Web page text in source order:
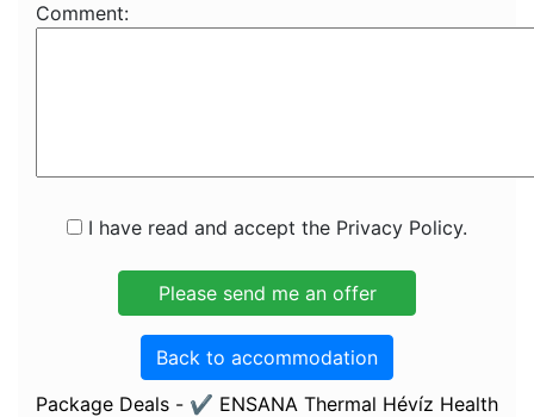
Comment:
I have read and accept the Privacy Policy.
Back to accommodation
Package Deals - ✔️ ENSANA Thermal Hévíz Health